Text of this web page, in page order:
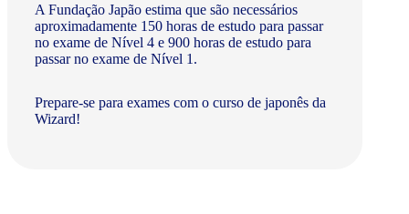
A Fundação Japão estima que são necessários
aproximadamente 150 horas de estudo para passar
no exame de Nível 4 e 900 horas de estudo para
passar no exame de Nível 1.
Prepare-se para exames com o curso de japonês da
Wizard!